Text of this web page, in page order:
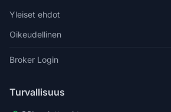
Yleiset ehdot
Oikeudellinen
Broker Login
Turvallisuus